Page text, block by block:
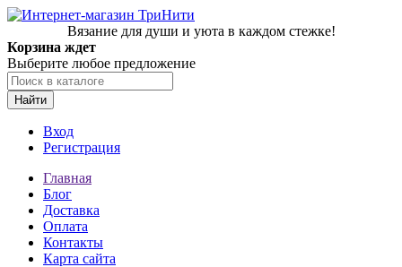
Вязание для души и уюта в каждом стежке!
Корзина ждет
Выберите любое предложение
Найти
Вход
Регистрация
Главная
Блог
Доставка
Оплата
Контакты
Карта сайта